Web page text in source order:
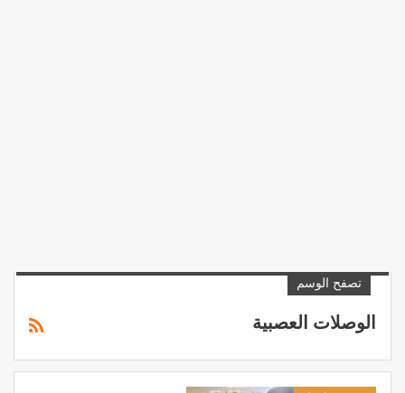
تصفح الوسم
الوصلات العصبية